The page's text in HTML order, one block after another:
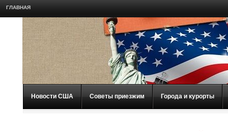
ГЛАВНАЯ
Новости США Советы приезжим Города и курорты